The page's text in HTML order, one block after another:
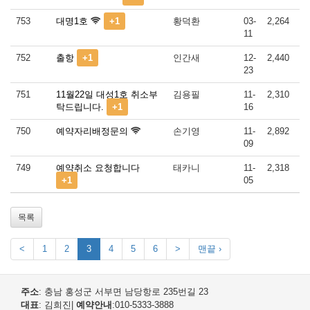
753 대명1호 +1 황덕환
03-
11
2,264
752 출항 +1 인간새
12-
23
2,440
751
11월22일 대성1호 취소부
탁드립니다.
+1
김용필
11-
16
2,310
750 예약자리배정문의 손기영
11-
09
2,892
749
예약취소 요청합니다
+1
태카니
11-
05
2,318
목록
< 1 2 3 4 5 6 > 맨끝 ›
주소: 충남 홍성군 서부면 남당항로 235번길 23
대표: 김희진 예약안내 :010-5333-3888